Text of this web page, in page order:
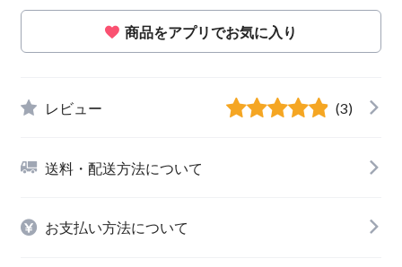
商品をアプリでお気に入り
レビュー (3)
送料・配送方法について
お支払い方法について